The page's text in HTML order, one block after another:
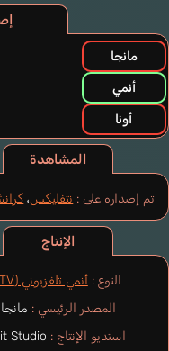
المشاهدة
تم إصداره على : نتفليكس،
الإنتاج
النوع :أنمي تلفزيوني (TV)
المصدر الرئيسي : مانجا
استديو الإنتاج : Studio
مانجا
أنمي
أونا